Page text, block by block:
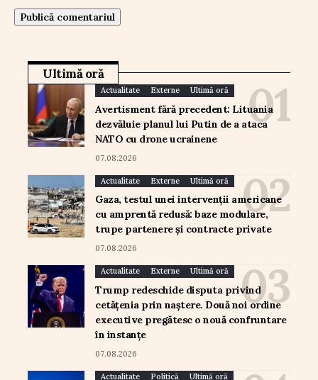
Ultimă oră
Actualitate Externe Ultimă oră
Avertisment fără precedent: Lituania
dezvăluie planul lui Putin de a ataca
NATO cu drone ucrainene
07.08.2026
Actualitate Externe Ultimă oră
Gaza, testul unei intervenții americane
cu amprentă redusă: baze modulare,
trupe partenere și contracte private
07.08.2026
Actualitate Externe Ultimă oră
Trump redeschide disputa privind
cetățenia prin naștere. Două noi ordine
executive pregătesc o nouă confruntare
în instanțe
07.08.2026
Actualitate Politică Ultimă oră